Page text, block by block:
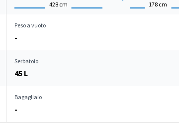
428 cm 178 cm
Peso a vuoto
-
Serbatoio
45 L
Bagagliaio
-